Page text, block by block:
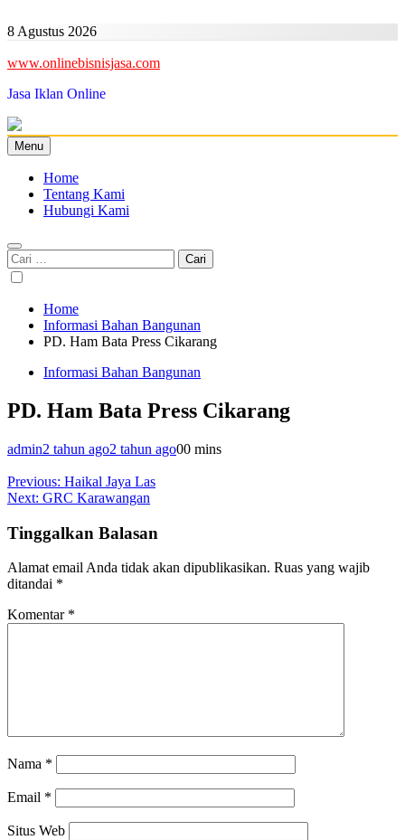
to
8 Agustus 2026
www.onlinebisnisjasa.com
Jasa Iklan Online
Menu
Home
Tentang Kami
Hubungi Kami
Cari
untuk:
Home
Informasi Bahan Bangunan
PD. Ham Bata Press Cikarang
Informasi Bahan Bangunan
PD. Ham Bata Press Cikarang
admin2 tahun ago2 tahun ago00 mins
Navigasi
pos
Previous: Haikal Jaya Las
Next: GRC Karawangan
Tinggalkan Balasan
Alamat email Anda tidak akan dipublikasikan. Ruas yang wajib
ditandai *
Komentar *
Nama *
Email *
Situs Web